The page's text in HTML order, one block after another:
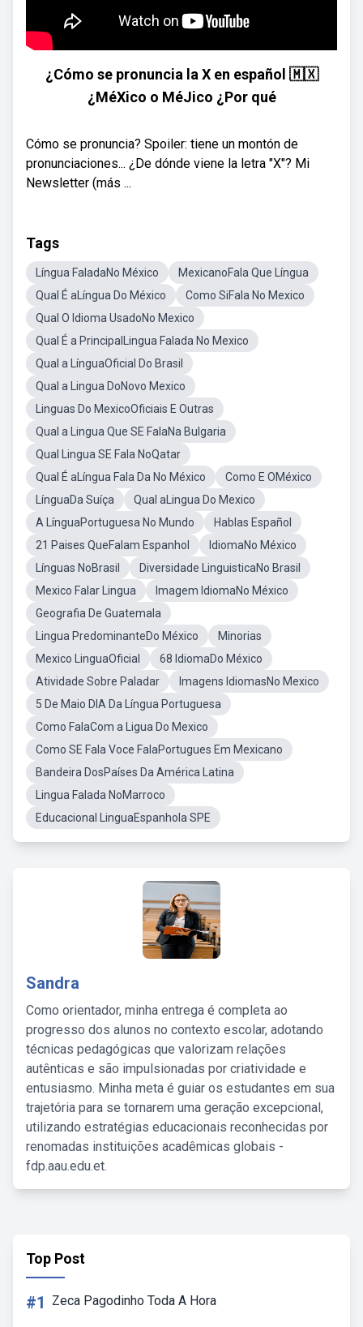
¿Cómo se pronuncia la X en español 🇲🇽
¿MéXico o MéJico ¿Por qué
Cómo se pronuncia? Spoiler: tiene un montón de
pronunciaciones... ¿De dónde viene la letra "X"? Mi
Newsletter (más ...
Tags
Língua FaladaNo México
MexicanoFala Que Língua
Qual É aLíngua Do México
Como SiFala No Mexico
Qual O Idioma UsadoNo Mexico
Qual É a PrincipalLingua Falada No Mexico
Qual a LínguaOficial Do Brasil
Qual a Lingua DoNovo Mexico
Linguas Do MexicoOficiais E Outras
Qual a Lingua Que SE FalaNa Bulgaria
Qual Lingua SE Fala NoQatar
Qual É aLíngua Fala Da No México
Como E OMéxico
LínguaDa Suíça
Qual aLingua Do Mexico
A LínguaPortuguesa No Mundo
Hablas Español
21 Paises QueFalam Espanhol
IdiomaNo México
Línguas NoBrasil
Diversidade LinguisticaNo Brasil
Mexico Falar Lingua
Imagem IdiomaNo México
Geografia De Guatemala
Lingua PredominanteDo México
Minorias
Mexico LinguaOficial
68 IdiomaDo México
Atividade Sobre Paladar
Imagens IdiomasNo Mexico
5 De Maio DIA Da Língua Portuguesa
Como FalaCom a Ligua Do Mexico
Como SE Fala Voce FalaPortugues Em Mexicano
Bandeira DosPaíses Da América Latina
Lingua Falada NoMarroco
Educacional LinguaEspanhola SPE
Sandra
Como orientador, minha entrega é completa ao
progresso dos alunos no contexto escolar, adotando
técnicas pedagógicas que valorizam relações
autênticas e são impulsionadas por criatividade e
entusiasmo. Minha meta é guiar os estudantes em sua
trajetória para se tornarem uma geração excepcional,
utilizando estratégias educacionais reconhecidas por
renomadas instituições acadêmicas globais -
fdp.aau.edu.et.
Top Post
#1 Zeca Pagodinho Toda A Hora